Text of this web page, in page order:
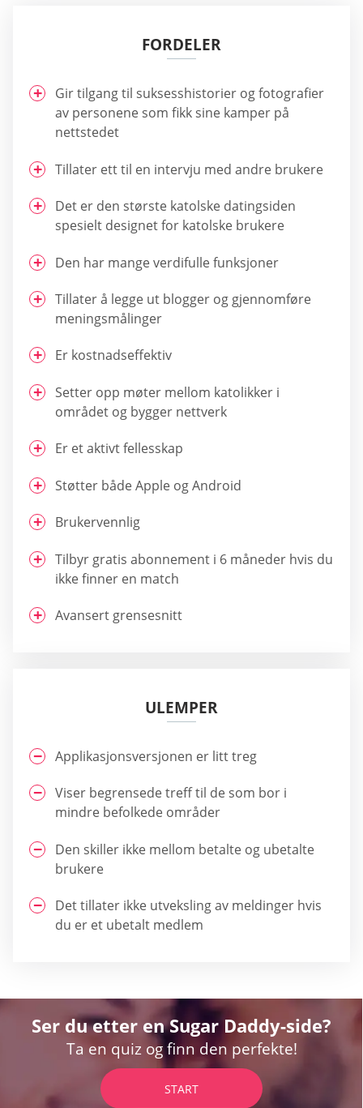
FORDELER
Gir tilgang til suksesshistorier og fotografier
av personene som fikk sine kamper på
nettstedet
Tillater ett til en intervju med andre brukere
Det er den største katolske datingsiden
spesielt designet for katolske brukere
Den har mange verdifulle funksjoner
Tillater å legge ut blogger og gjennomføre
meningsmålinger
Er kostnadseffektiv
Setter opp møter mellom katolikker i
området og bygger nettverk
Er et aktivt fellesskap
Støtter både Apple og Android
Brukervennlig
Tilbyr gratis abonnement i 6 måneder hvis du
ikke finner en match
Avansert grensesnitt
ULEMPER
Applikasjonsversjonen er litt treg
Viser begrensede treff til de som bor i
mindre befolkede områder
Den skiller ikke mellom betalte og ubetalte
brukere
Det tillater ikke utveksling av meldinger hvis
du er et ubetalt medlem
Ser du etter en Sugar Daddy-side?
Ta en quiz og finn den perfekte!
START